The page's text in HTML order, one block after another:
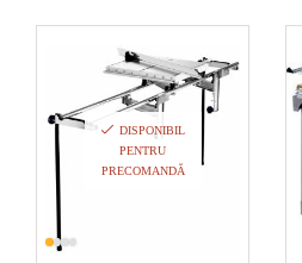
Produs Presiune de
lucru (Bar)
(1)
Produs Putere
consumată (W)
DISPONIBIL
PENTRU
PRECOMANDĂ